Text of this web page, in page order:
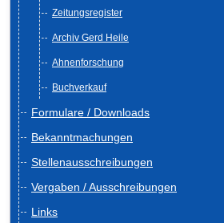
Zeitungsregister
Archiv Gerd Heile
Ahnenforschung
Buchverkauf
Formulare / Downloads
Bekanntmachungen
Stellenausschreibungen
Vergaben / Ausschreibungen
Links